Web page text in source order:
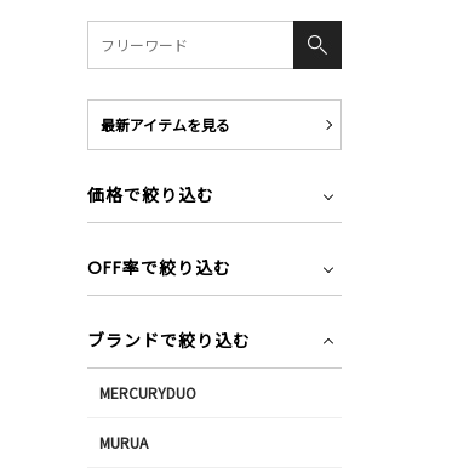
最新アイテムを見る
価格で絞り込む
OFF率で絞り込む
ブランドで絞り込む
MERCURYDUO
MURUA